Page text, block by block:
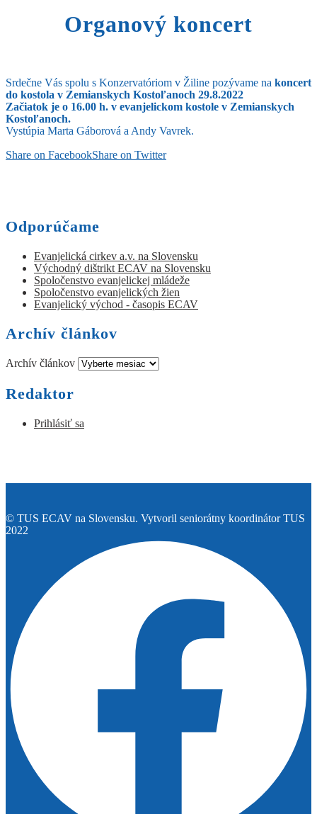
Organový koncert
Srdečne Vás spolu s Konzervatóriom v Žiline pozývame na koncert
do kostola v Zemianskych Kostoľanoch 29.8.2022
Začiatok je o 16.00 h. v evanjelickom kostole v Zemianskych
Kostoľanoch.
Vystúpia Marta Gáborová a Andy Vavrek.
Share on FacebookShare on Twitter
Odporúčame
Evanjelická cirkev a.v. na Slovensku
Východný dištrikt ECAV na Slovensku
Spoločenstvo evanjelickej mládeže
Spoločenstvo evanjelických žien
Evanjelický východ - časopis ECAV
Archív článkov
Archív článkov
Redaktor
Prihlásiť sa
© TUS ECAV na Slovensku. Vytvoril seniorátny koordinátor TUS
2022